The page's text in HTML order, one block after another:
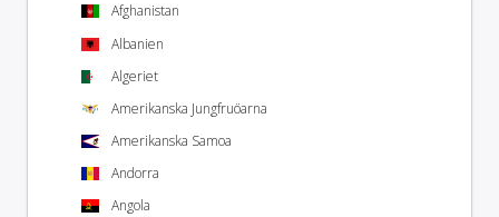
Afghanistan
Albanien
Algeriet
Amerikanska Jungfruöarna
Amerikanska Samoa
Andorra
Angola